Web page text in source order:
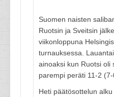
Suomen naisten
Ruotsin ja Sveitsin
viikonloppuna
turnauksessa.
ainoaksi kun Ruotsi oli
parempi peräti 11-2 (7-
Heti päätösottelun